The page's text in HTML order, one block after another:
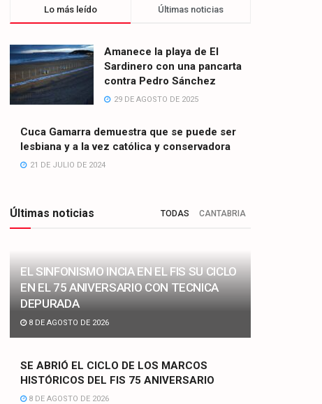
Lo más leído Últimas noticias
Amanece la playa de El
Sardinero con una pancarta
contra Pedro Sánchez
29 DE AGOSTO DE 2025
Cuca Gamarra demuestra que se puede ser
lesbiana y a la vez católica y conservadora
21 DE JULIO DE 2024
Últimas noticias TODAS CANTABRIA
EL SINFONISMO INCIA EN EL FIS SU CICLO
EN EL 75 ANIVERSARIO CON TECNICA
DEPURADA
8 DE AGOSTO DE 2026
SE ABRIÓ EL CICLO DE LOS MARCOS
HISTÓRICOS DEL FIS 75 ANIVERSARIO
8 DE AGOSTO DE 2026